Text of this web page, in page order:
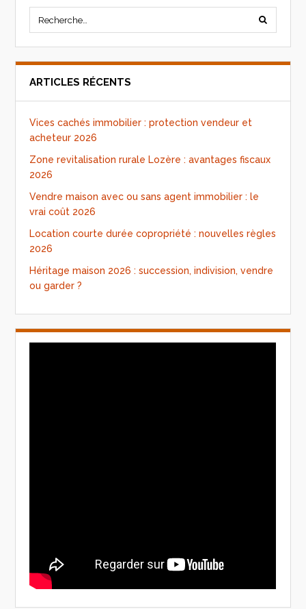
ARTICLES RÉCENTS
Vices cachés immobilier : protection vendeur et
acheteur 2026
Zone revitalisation rurale Lozère : avantages fiscaux
2026
Vendre maison avec ou sans agent immobilier : le
vrai coût 2026
Location courte durée copropriété : nouvelles règles
2026
Héritage maison 2026 : succession, indivision, vendre
ou garder ?